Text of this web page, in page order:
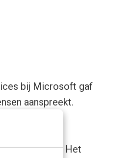
bij Microsoft gaf
aanspreekt.
“Op
deXbox 360. Het